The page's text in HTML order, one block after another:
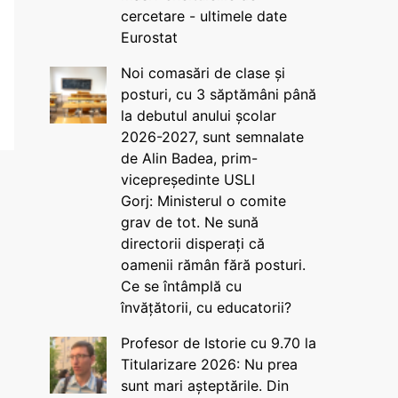
cercetare - ultimele date
Eurostat
Noi comasări de clase și
posturi, cu 3 săptămâni până
la debutul anului școlar
2026-2027, sunt semnalate
de Alin Badea, prim-
vicepreședinte USLI
Gorj: Ministerul o comite
grav de tot. Ne sună
directorii disperați că
oamenii rămân fără posturi.
Ce se întâmplă cu
învățătorii, cu educatorii?
Profesor de Istorie cu 9.70 la
Titularizare 2026: Nu prea
sunt mari așteptările. Din